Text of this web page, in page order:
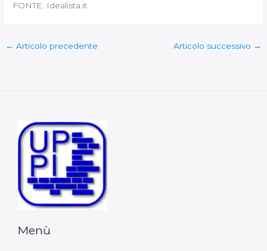
FONTE: Idealista.it
← Articolo precedente Articolo successivo →
Menù